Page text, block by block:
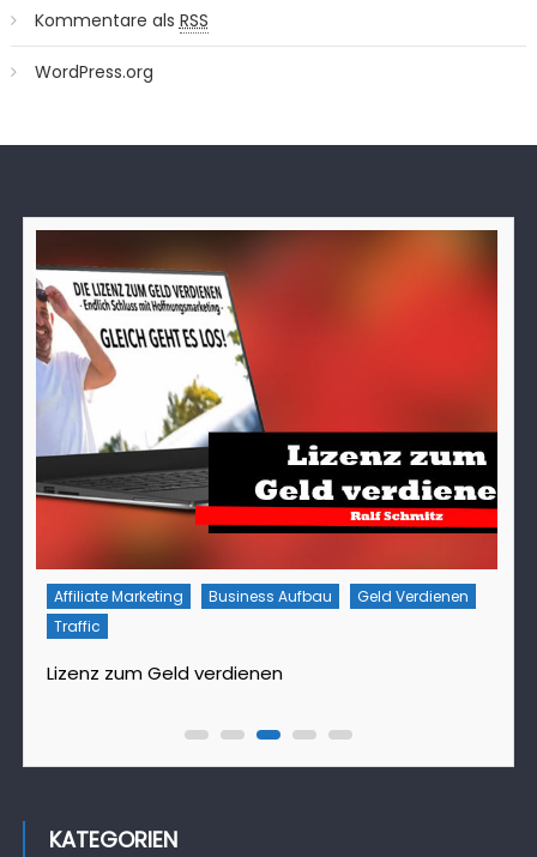
Kommentare als RSS
WordPress.org
Affiliate Marketing Business Aufbau
Geld Verdienen
Traffic
Lizenz zum Geld verdienen
KATEGORIEN